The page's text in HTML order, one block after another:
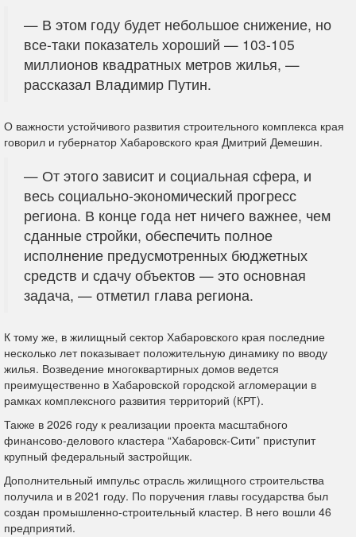
— В этом году будет небольшое снижение, но
все-таки показатель хороший — 103-105
миллионов квадратных метров жилья, —
рассказал Владимир Путин.
О важности устойчивого развития строительного комплекса края
говорил и губернатор Хабаровского края Дмитрий Демешин.
— От этого зависит и социальная сфера, и
весь социально-экономический прогресс
региона. В конце года нет ничего важнее, чем
сданные стройки, обеспечить полное
исполнение предусмотренных бюджетных
средств и сдачу объектов — это основная
задача, — отметил глава региона.
К тому же, в жилищный сектор Хабаровского края последние
несколько лет показывает положительную динамику по вводу
жилья. Возведение многоквартирных домов ведется
преимущественно в Хабаровской городской агломерации в
рамках комплексного развития территорий (КРТ).
Также в 2026 году к реализации проекта масштабного
финансово-делового кластера “Хабаровск-Сити” приступит
крупный федеральный застройщик.
Дополнительный импульс отрасль жилищного строительства
получила и в 2021 году. По поручения главы государства был
создан промышленно-строительный кластер. В него вошли 46
предприятий.